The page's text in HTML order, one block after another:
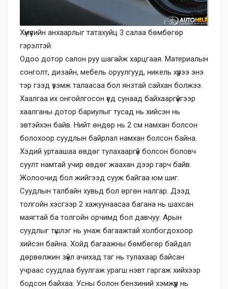
Хүмүүсийн анхаарлыг татахуйц 3 салаа бөмбөгөр
гэрэлтэй.
Одоо дотор салон руу шагайж харцгаая. Материалын
сонголт, дизайн, мебель оруулгууд, никель хүрээ энэ
тэр гээд үзэмж талаасаа бол янзтай сайхан болжээ.
Хаалгаа их онгойлгосон үед сунаад байхааргүйгээр
хаалганы дотор бариулыг тусад нь хийсэн нь
эвтэйхэн байв. Нийт өндөр нь 2 см намхан болсон
болохоор суудлын байрлал намхан болсон байна.
Хэдий уртаашаа өвдөг тулахааргүй болсон боловч
суулт намтай учир өвдөг жаахан дээр гарч байв.
Жолоочид бол жийгээд сууж байгаа юм шиг.
Суудлын талбайн хувьд бол өргөн налгар. Дээд
толгойн хэсгээр 2 хажуунаасаа багана нь шахсан
маягтай ба толгойн орчимд бол давчуу. Арын
суудлыг түшлэг нь унаж багаажтай холбогдохоор
хийсэн байна. Хойд багаажны бөмбөгөр байдал
дөрвөлжин зүйл ачихад таг нь тулахаар байсан
учраас суудлаа буулгаж урагш нэвт гаргаж хийхээр
бодсон байхаа. Усны болон бензиний хэмжүүр нь